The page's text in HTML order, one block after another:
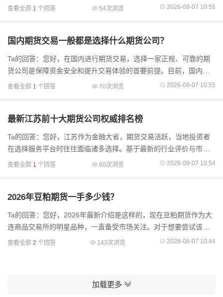
“前十”座次的考量，通常并非单一维度的比拼，而是涵盖官方评级、
查看全部 1 个回答 54次浏览 2026-08-07 10:55
国内期货交易一般都是选择什么期货公司？
Ta的回答：您好，在国内进行期货交易，选择一家正规、可靠的期
货公司是保障资金安全和提升交易体验的首要前提。目前，国内投
资者通常会参考中国证监会的分类监管评级，并结合自身的交易需
查看全部 1 个回答 70次浏览 2026-08-07 10:55
最新江苏前十大期货公司权威排名榜
Ta的回答：您好，江苏作为金融大省，期货交易活跃，当地投资者
在选择服务平台时往往面临诸多选择。基于最新的行业评价与市场
表现，梳理出江苏地区综合实力靠前的期货公司排名。这些公司不
查看全部 1 个回答 80次浏览 2026-08-07 10:54
2026年豆粕期货一手多少钱？
Ta的回答：您好，2026年最新介绍是这样的，现在豆粕期货作为大
连商品交易所的明星品种，一直备受市场关注。对于想要尝试该品
种的投资者而言，首要步骤是在正规期货公司完成账户开设，流程
查看全部 2 个回答 143次浏览 2026-08-07 10:44
加载更多